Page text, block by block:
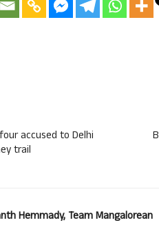
accused to Delhi
trail
Hemmady, Team Mangalorean